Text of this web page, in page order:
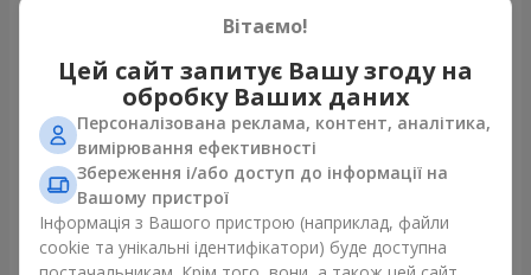
Букет "Рожева ніжність"
4 427 грн
Композиція "Ностальжі"
6 856 грн
Вітаємо!
Цей сайт запитує Вашу згоду на
обробку Ваших даних
Персоналізована реклама, контент, аналітика,
вимірювання ефективності
Збереження і/або доступ до інформації на
Вашому пристрої
Інформація з Вашого пристрою (наприклад, файли
cookie та унікальні ідентифікатори) буде доступна